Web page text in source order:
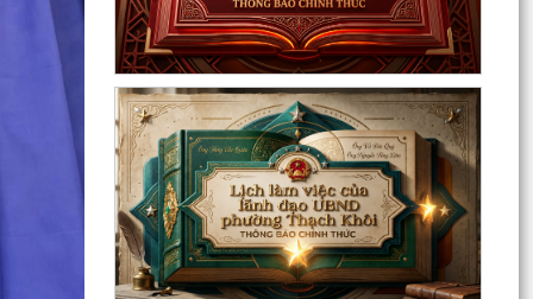
Nhà Văn hoá và tăng cường công tác quản lý
hoạt...
Phường Thạch Khôi tổ chức lấy mẫu sinh phẩm
hài cốt liệt sĩ chưa xác định được thông tin để
giám...
Hội nghị công bố quyết định công tác cán bộ
Chương trình Công tác tuần của Chủ tịch, các
Phó Chủ tịch UBND phường (Từ 03/8/2026 đến
09/8/2026)